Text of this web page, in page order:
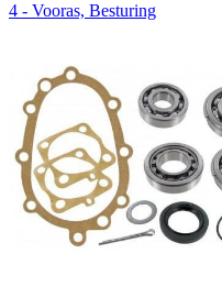
4 - Vooras, Besturing